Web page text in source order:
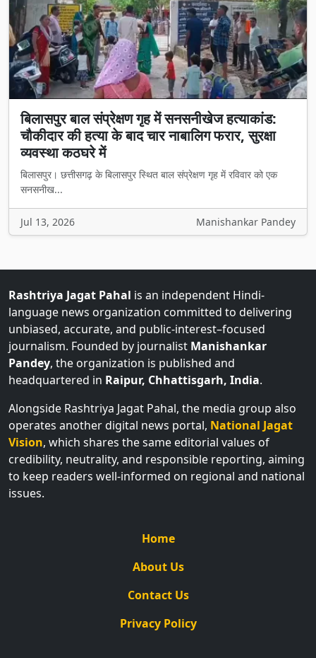
बिलासपुर बाल संप्रेक्षण गृह में सनसनीखेज हत्याकांड:
चौकीदार की हत्या के बाद चार नाबालिग फरार, सुरक्षा
व्यवस्था कठघरे में
बिलासपुर। छत्तीसगढ़ के बिलासपुर स्थित बाल संप्रेक्षण गृह में रविवार को एक
सनसनीख...
Jul 13, 2026 Manishankar Pandey
Rashtriya Jagat Pahal is an independent Hindi-
language news organization committed to delivering
unbiased, accurate, and public-interest–focused
journalism. Founded by journalist Manishankar
Pandey, the organization is published and
headquartered in Raipur, Chhattisgarh, India.
Alongside Rashtriya Jagat Pahal, the media group also
operates another digital news portal, National Jagat
Vision, which shares the same editorial values of
credibility, neutrality, and responsible reporting, aiming
to keep readers well-informed on regional and national
issues.
Home
About Us
Contact Us
Privacy Policy